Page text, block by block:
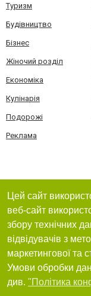
Туризм
Будівництво
Бізнес
Жіночий розділ
Економіка
Кулінарія
Подорожі
Реклама
Цей сайт
веб-сайт
збору технічних
відвідувачів з
маркетингової та
Умови обробки
див. "Політика